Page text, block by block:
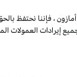
، فإننا نحتفظ
إيرادات العمولات